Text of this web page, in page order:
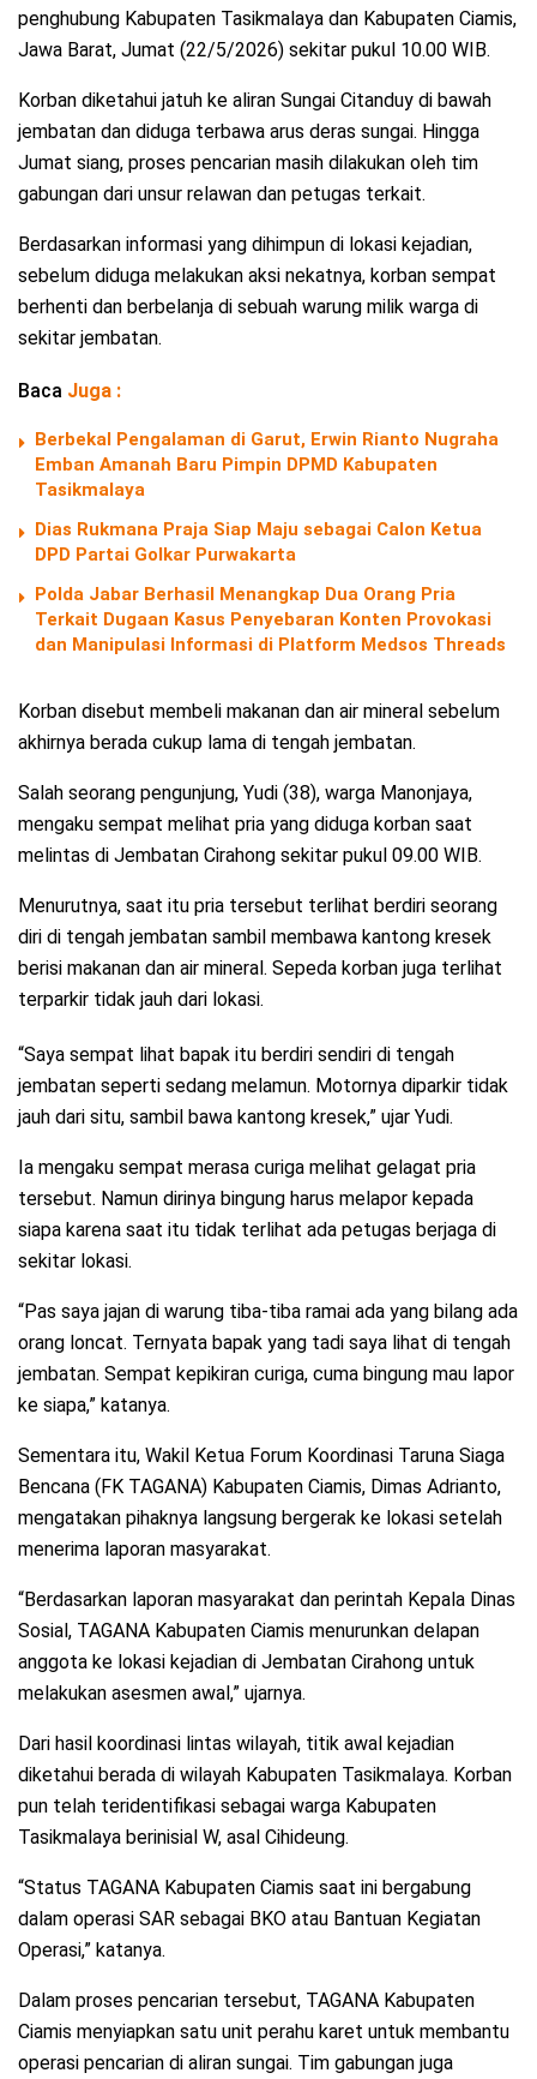
penghubung Kabupaten Tasikmalaya dan Kabupaten Ciamis,
Jawa Barat, Jumat (22/5/2026) sekitar pukul 10.00 WIB.
Korban diketahui jatuh ke aliran Sungai Citanduy di bawah
jembatan dan diduga terbawa arus deras sungai. Hingga
Jumat siang, proses pencarian masih dilakukan oleh tim
gabungan dari unsur relawan dan petugas terkait.
Berdasarkan informasi yang dihimpun di lokasi kejadian,
sebelum diduga melakukan aksi nekatnya, korban sempat
berhenti dan berbelanja di sebuah warung milik warga di
sekitar jembatan.
Baca Juga :
Berbekal Pengalaman di Garut, Erwin Rianto Nugraha
Emban Amanah Baru Pimpin DPMD Kabupaten
Tasikmalaya
Dias Rukmana Praja Siap Maju sebagai Calon Ketua
DPD Partai Golkar Purwakarta
Polda Jabar Berhasil Menangkap Dua Orang Pria
Terkait Dugaan Kasus Penyebaran Konten Provokasi
dan Manipulasi Informasi di Platform Medsos Threads
Korban disebut membeli makanan dan air mineral sebelum
akhirnya berada cukup lama di tengah jembatan.
Salah seorang pengunjung, Yudi (38), warga Manonjaya,
mengaku sempat melihat pria yang diduga korban saat
melintas di Jembatan Cirahong sekitar pukul 09.00 WIB.
Menurutnya, saat itu pria tersebut terlihat berdiri seorang
diri di tengah jembatan sambil membawa kantong kresek
berisi makanan dan air mineral. Sepeda korban juga terlihat
terparkir tidak jauh dari lokasi.
“Saya sempat lihat bapak itu berdiri sendiri di tengah
jembatan seperti sedang melamun. Motornya diparkir tidak
jauh dari situ, sambil bawa kantong kresek,” ujar Yudi.
Ia mengaku sempat merasa curiga melihat gelagat pria
tersebut. Namun dirinya bingung harus melapor kepada
siapa karena saat itu tidak terlihat ada petugas berjaga di
sekitar lokasi.
“Pas saya jajan di warung tiba-tiba ramai ada yang bilang ada
orang loncat. Ternyata bapak yang tadi saya lihat di tengah
jembatan. Sempat kepikiran curiga, cuma bingung mau lapor
ke siapa,” katanya.
Sementara itu, Wakil Ketua Forum Koordinasi Taruna Siaga
Bencana (FK TAGANA) Kabupaten Ciamis, Dimas Adrianto,
mengatakan pihaknya langsung bergerak ke lokasi setelah
menerima laporan masyarakat.
“Berdasarkan laporan masyarakat dan perintah Kepala Dinas
Sosial, TAGANA Kabupaten Ciamis menurunkan delapan
anggota ke lokasi kejadian di Jembatan Cirahong untuk
melakukan asesmen awal,” ujarnya.
Dari hasil koordinasi lintas wilayah, titik awal kejadian
diketahui berada di wilayah Kabupaten Tasikmalaya. Korban
pun telah teridentifikasi sebagai warga Kabupaten
Tasikmalaya berinisial W, asal Cihideung.
“Status TAGANA Kabupaten Ciamis saat ini bergabung
dalam operasi SAR sebagai BKO atau Bantuan Kegiatan
Operasi,” katanya.
Dalam proses pencarian tersebut, TAGANA Kabupaten
Ciamis menyiapkan satu unit perahu karet untuk membantu
operasi pencarian di aliran sungai. Tim gabungan juga